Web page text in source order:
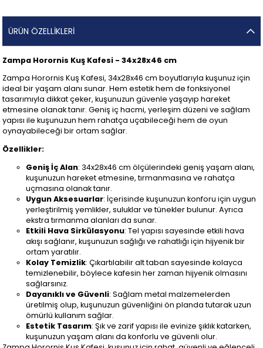
ÜRÜN ÖZELLIKLERI
Zampa Horornis Kuş Kafesi - 34x28x46 cm
Zampa Horornis Kuş Kafesi, 34x28x46 cm boyutlarıyla kuşunuz için
ideal bir yaşam alanı sunar. Hem estetik hem de fonksiyonel
tasarımıyla dikkat çeker, kuşunuzun güvenle yaşayıp hareket
etmesine olanak tanır. Geniş iç hacmi, yerleşim düzeni ve sağlam
yapısı ile kuşunuzun hem rahatça uçabileceği hem de oyun
oynayabileceği bir ortam sağlar.
Özellikler:
Geniş İç Alan: 34x28x46 cm ölçülerindeki geniş yaşam alanı,
kuşunuzun hareket etmesine, tırmanmasına ve rahatça
uçmasına olanak tanır.
Uygun Aksesuarlar: İçerisinde kuşunuzun konforu için uygun
yerleştirilmiş yemlikler, suluklar ve tünekler bulunur. Ayrıca
ekstra tırmanma alanları da sunar.
Etkili Hava Sirkülasyonu: Tel yapısı sayesinde etkili hava
akışı sağlanır, kuşunuzun sağlığı ve rahatlığı için hijyenik bir
ortam yaratılır.
Kolay Temizlik: Çıkartılabilir alt taban sayesinde kolayca
temizlenebilir, böylece kafesin her zaman hijyenik olmasını
sağlarsınız.
Dayanıklı ve Güvenli: Sağlam metal malzemelerden
üretilmiş olup, kuşunuzun güvenliğini ön planda tutarak uzun
ömürlü kullanım sağlar.
Estetik Tasarım: Şık ve zarif yapısı ile evinize şıklık katarken,
kuşunuzun yaşam alanı da konforlu ve güvenli olur.